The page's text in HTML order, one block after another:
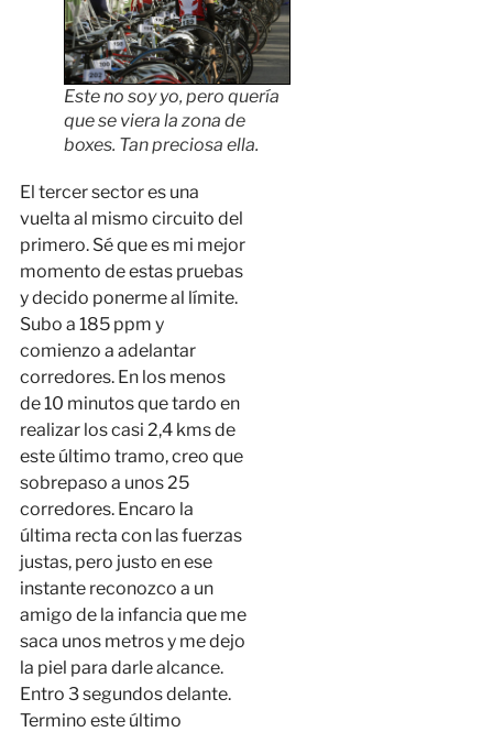
Este no soy yo, pero quería
que se viera la zona de
boxes. Tan preciosa ella.
El tercer sector es una
vuelta al mismo circuito del
primero. Sé que es mi mejor
momento de estas pruebas
y decido ponerme al límite.
Subo a 185 ppm y
comienzo a adelantar
corredores. En los menos
de 10 minutos que tardo en
realizar los casi 2,4 kms de
este último tramo, creo que
sobrepaso a unos 25
corredores. Encaro la
última recta con las fuerzas
justas, pero justo en ese
instante reconozco a un
amigo de la infancia que me
saca unos metros y me dejo
la piel para darle alcance.
Entro 3 segundos delante.
Termino este último